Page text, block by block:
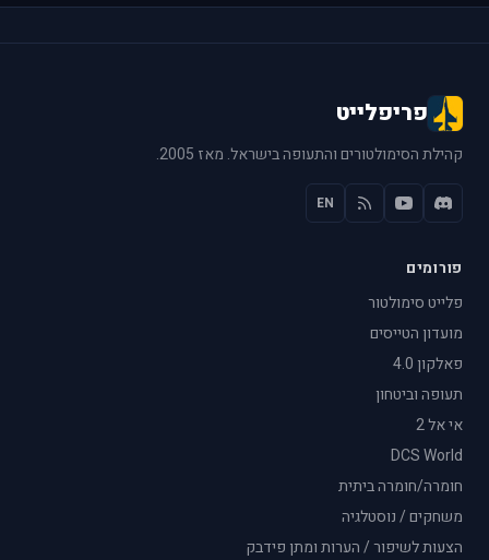
פריפלייט
קהילת הסימולטורים והתעופה בישראל. מאז 2005.
EN
פורומים
פלייט סימולטור
מועדון הטייסים
פאלקון 4.0
תעופה וביטחון
אי אל 2
DCS World
חומרה/חומרה ביתית
משחקים / נוסטלגיה
הצעות לשיפור / הערות ומתן פידבק